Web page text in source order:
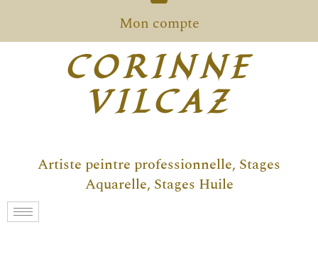
Mon compte
CORINNE
VILCAZ
Artiste peintre professionnelle, Stages
Aquarelle, Stages Huile